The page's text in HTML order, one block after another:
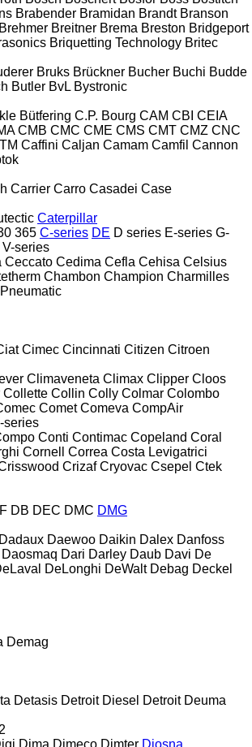
Brabender Bramidan Brandt Branson
Brehmer Breitner Brema Breston Bridgeport
Briquetting Technology Britec
Bruks Brückner Bucher Buchi Budde
Butler BvL Bystronic
Bütfering C.P. Bourg CAM CBI CEIA
CMB CMC CME CMS CMT CMZ CNC
Caffini Caljan Camam Camfil Cannon
Carrier Carro Casadei Case
Caterpillar
365 C-series DE D series E-series G-
V-series
Ceccato Cedima Cefla Cehisa Celsius
Chambon Champion Charmilles
Cimec Cincinnati Citizen Citroen
Climaveneta Climax Clipper Cloos
Collette Collin Colly Colmar Colombo
Comet Comeva CompAir
series
Conti Contimac Copeland Coral
Cornell Correa Costa Levigatrici
Crizaf Cryovac Csepel Ctek
DB DEC DMC DMG
Dadaux Daewoo Daikin Dalex Danfoss
Daosmaq Dari Darley Daub Davi De
DeLonghi DeWalt Debag Deckel
Demag
Detasis Detroit Diesel Detroit Deuma
Dima Dimeco Dimter Diosna